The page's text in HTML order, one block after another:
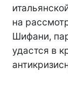
на
Шифани,
удастся в